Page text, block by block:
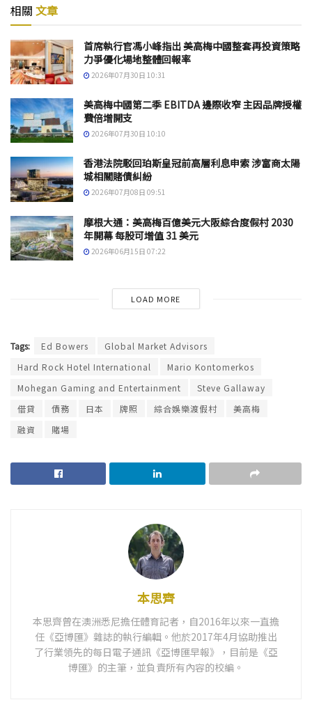
相關 文章
首席執行官馮小峰指出 美高梅中國整套再投資策略
力爭優化場地整體回報率
2026年07月30日 10:31
美高梅中國第二季 EBITDA 邊際收窄 主因品牌授權
費倍增開支
2026年07月30日 10:10
香港法院駁回珀斯皇冠前高層利息申索 涉富商太陽
城相關賭債糾紛
2026年07月08日 09:51
摩根大通：美高梅百億美元大阪綜合度假村 2030
年開幕 每股可增值 31 美元
2026年06月15日 07:22
LOAD MORE
Tags: Ed Bowers
Global Market Advisors
Hard Rock Hotel International
Mario Kontomerkos
Mohegan Gaming and Entertainment
Steve Gallaway
借貸
債務 日本 牌照 綜合娛樂渡假村
美高梅
融資
賭場
本思齊
本思齊曾在澳洲悉尼擔任體育記者，自2016年以來一直擔
任《亞博匯》雜誌的執行編輯。他於2017年4月協助推出
了行業領先的每日電子通訊《亞博匯早報》，目前是《亞
博匯》的主筆，並負責所有內容的校編。